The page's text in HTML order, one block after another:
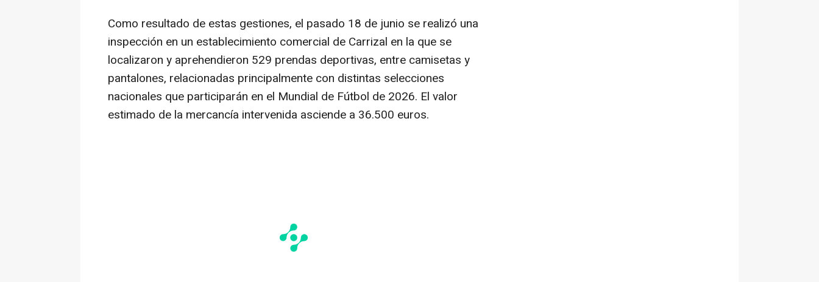
Como resultado de estas gestiones, el pasado 18 de junio se realizó una
inspección en un establecimiento comercial de Carrizal en la que se
localizaron y aprehendieron 529 prendas deportivas, entre camisetas y
pantalones, relacionadas principalmente con distintas selecciones
nacionales que participarán en el Mundial de Fútbol de 2026. El valor
estimado de la mercancía intervenida asciende a 36.500 euros.